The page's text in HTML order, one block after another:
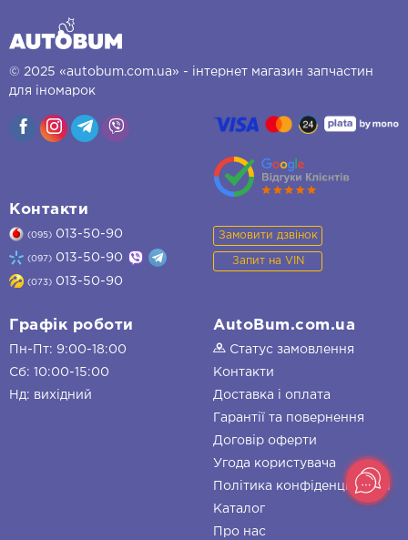
© 2025 «autobum.com.ua» - інтернет магазин запчастин
для іномарок
Контакти
(095) 013-50-90
(097) 013-50-90
(073) 013-50-90
Замовити дзвінок
Запит на VIN
Графік роботи
Пн-Пт: 9:00-18:00
Сб: 10:00-15:00
Нд: вихідний
AutoBum.com.ua
Статус замовлення
Контакти
Доставка і оплата
Гарантії та повернення
Договір оферти
Угода користувача
Політика конфіденційності
Каталог
Про нас